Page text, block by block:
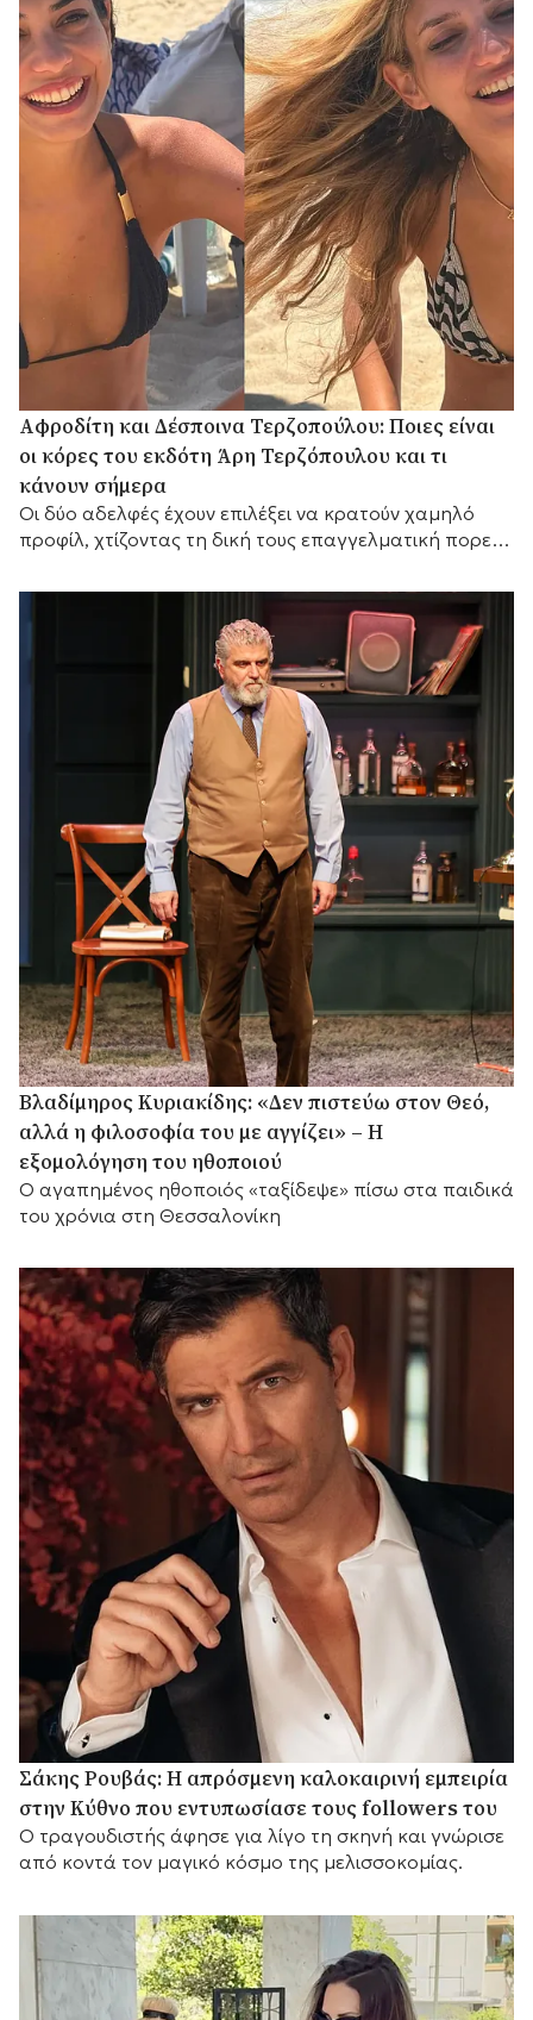
Αφροδίτη και Δέσποινα Τερζοπούλου: Ποιες είναι
οι κόρες του εκδότη Άρη Τερζόπουλου και τι
κάνουν σήμερα
Οι δύο αδελφές έχουν επιλέξει να κρατούν χαμηλό
προφίλ, χτίζοντας τη δική τους επαγγελματική πορεία,
πατέρα τους,
Βλαδίμηρος Κυριακίδης: «Δεν πιστεύω στον Θεό,
αλλά η φιλοσοφία του με αγγίζει» – Η
εξομολόγηση του ηθοποιού
Ο αγαπημένος ηθοποιός «ταξίδεψε» πίσω στα παιδικά
του χρόνια στη Θεσσαλονίκη
Σάκης Ρουβάς: Η απρόσμενη καλοκαιρινή εμπειρία
στην Κύθνο που εντυπωσίασε τους followers του
Ο τραγουδιστής άφησε για λίγο τη σκηνή και γνώρισε
από κοντά τον μαγικό κόσμο της μελισσοκομίας.